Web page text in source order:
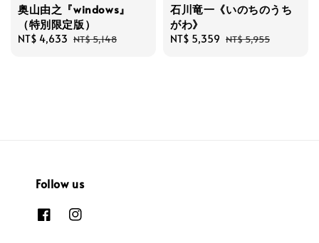
奥山由之『windows』
（特別限定版）
Sale
NT$ 4,633 Regular
NT$ 5,148
石川竜一《いのちのうち
がわ》
Sale
NT$ 5,359 Regular
NT$ 5,955
Follow us